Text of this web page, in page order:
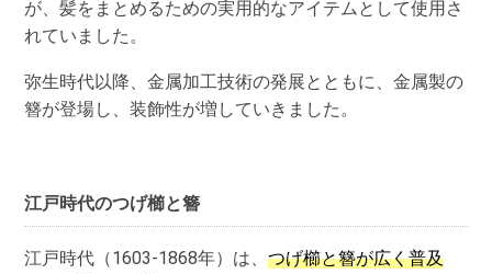
が、髪をまとめるための実用的なアイテムとして使用さ
れていました。
弥生時代以降、金属加工技術の発展とともに、金属製の
簪が登場し、装飾性が増していきました。
江戸時代のつげ櫛と簪
江戸時代（1603-1868年）は、つげ櫛と簪が広く普及